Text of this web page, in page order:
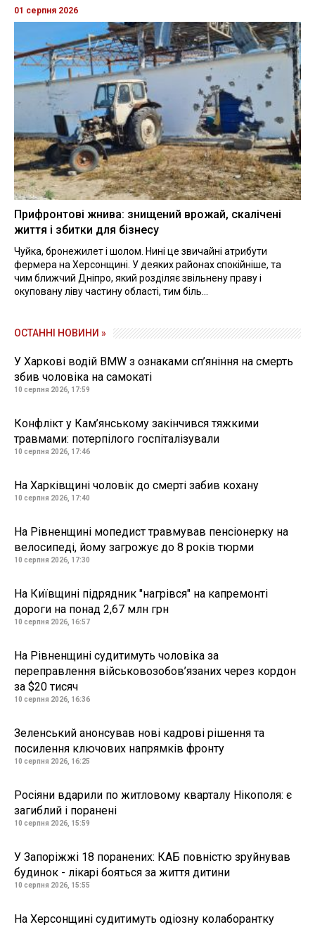
01 серпня 2026
Прифронтові жнива: знищений врожай, скалічені
життя і збитки для бізнесу
Чуйка, бронежилет і шолом. Нині це звичайні атрибути
фермера на Херсонщині. У деяких районах спокійніше, та
чим ближчий Дніпро, який розділяє звільнену праву і
окуповану ліву частину області, тим біль...
ОСТАННІ НОВИНИ »
У Харкові водій BMW з ознаками сп’яніння на смерть
збив чоловіка на самокаті
10 серпня 2026, 17:59
Конфлікт у Кам’янському закінчився тяжкими
травмами: потерпілого госпіталізували
10 серпня 2026, 17:46
На Харківщині чоловік до смерті забив кохану
10 серпня 2026, 17:40
На Рівненщині мопедист травмував пенсіонерку на
велосипеді, йому загрожує до 8 років тюрми
10 серпня 2026, 17:30
На Київщині підрядник "нагрівся" на капремонті
дороги на понад 2,67 млн грн
10 серпня 2026, 16:57
На Рівненщині судитимуть чоловіка за
переправлення військовозобов’язаних через кордон
за $20 тисяч
10 серпня 2026, 16:36
Зеленський анонсував нові кадрові рішення та
посилення ключових напрямків фронту
10 серпня 2026, 16:25
Росіяни вдарили по житловому кварталу Нікополя: є
загиблий і поранені
10 серпня 2026, 15:59
У Запоріжжі 18 поранених: КАБ повністю зруйнував
будинок - лікарі бояться за життя дитини
10 серпня 2026, 15:55
На Херсонщині судитимуть одіозну колаборантку